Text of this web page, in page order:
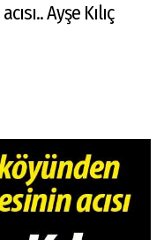
Ayşe Kılıç